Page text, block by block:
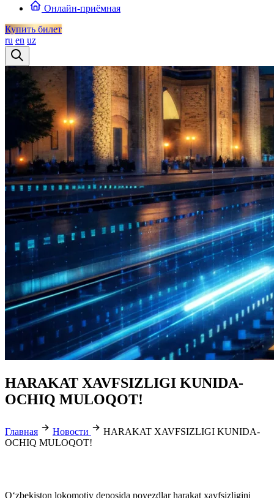
Онлайн-приёмная
Купить билет
ru en uz
HARAKAT XAVFSIZLIGI KUNIDA-
OCHIQ MULOQOT!
Главная Новости
HARAKAT XAVFSIZLIGI KUNIDA-
OCHIQ MULOQOT!
Oʻzbekiston lokomotiv deposida poyezdlar harakat xavfsizligini